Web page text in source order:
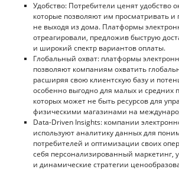
Удобство: Потребители ценят удобство
которые позволяют им просматривать и
не выходя из дома. Платформы
отреагировали, предложив быструю
и широкий спектр вариантов оплаты.
Глобальный охват: платформы
позволяют компаниям охватить
расширяя свою клиентскую базу и
особенно выгодно для малых и средних
которых может не быть ресурсов для
физическими магазинами на
Data-Driven Insights: компании
используют аналитику данных для
потребителей и оптимизации своих
себя персонализированный маркетинг,
и динамические стратегии